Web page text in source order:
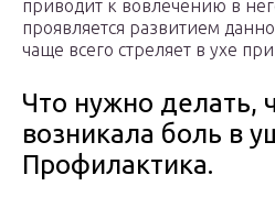
приводит к вовлечению в
проявляется развитием
чаще всего стреляет в ухе
Что нужно делать,
возникала боль в
Профилактика.